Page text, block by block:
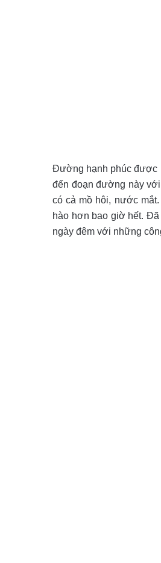
Đường hạnh phúc được
đến đoạn đường này
có cả mồ hôi, nước
hào hơn bao giờ hết.
ngày đêm với những